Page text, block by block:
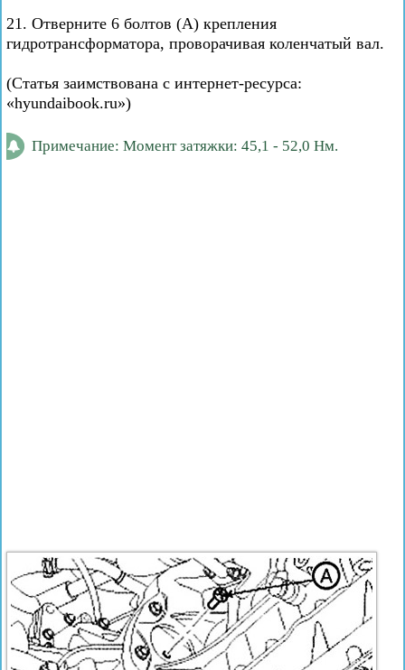
21. Отверните 6 болтов (А) крепления
гидротрансформатора, проворачивая коленчатый вал.
(Статья заимствована с интернет-ресурса:
«hyundaibook.ru»)
Примечание: Момент затяжки: 45,1 - 52,0 Нм.